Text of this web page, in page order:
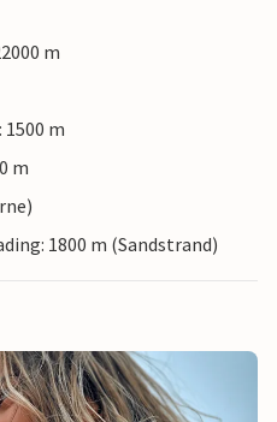
m
m
m
1800 m (Sandstrand)